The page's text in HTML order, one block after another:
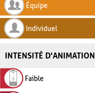
Équipe
Individuel
INTENSITÉ D'ANIMATION
Faible